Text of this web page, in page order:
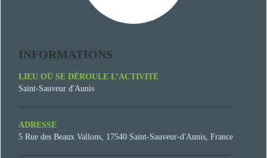
INFORMATIONS
LIEU OÙ SE DÉROULE L’ACTIVITÉ
Saint-Sauveur d'Aunis
ADRESSE
5 Rue des Beaux Vallons, 17540 Saint-Sauveur-d'Aunis, France